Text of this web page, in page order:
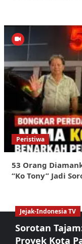
Peristiwa
53 Orang
“Ko Tony” Jadi
Jejak-Indonesia TV
Sorotan
Proyek Kota